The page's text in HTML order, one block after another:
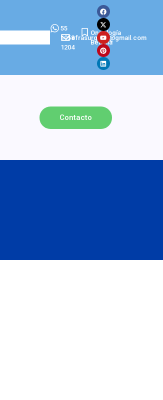
55
1058
1204
efrasurgeon@gmail.com
Oncología
Betania
Contacto